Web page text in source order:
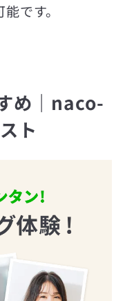
です。
め｜naco-
ト